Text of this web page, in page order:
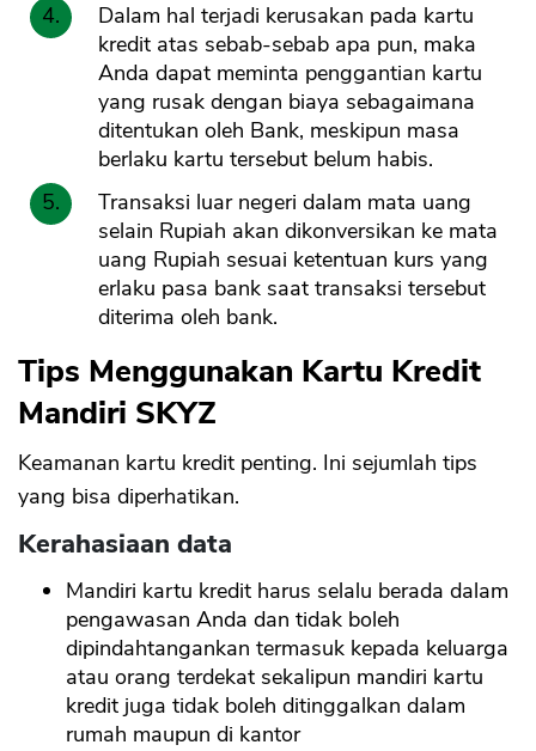
Dalam hal terjadi kerusakan pada kartu
kredit atas sebab-sebab apa pun, maka
Anda dapat meminta penggantian kartu
yang rusak dengan biaya sebagaimana
ditentukan oleh Bank, meskipun masa
berlaku kartu tersebut belum habis.
Transaksi luar negeri dalam mata uang
selain Rupiah akan dikonversikan ke mata
uang Rupiah sesuai ketentuan kurs yang
erlaku pasa bank saat transaksi tersebut
diterima oleh bank.
Tips Menggunakan Kartu Kredit
Mandiri SKYZ
Keamanan kartu kredit penting. Ini sejumlah tips
yang bisa diperhatikan.
Kerahasiaan data
Mandiri kartu kredit harus selalu berada dalam
pengawasan Anda dan tidak boleh
dipindahtangankan termasuk kepada keluarga
atau orang terdekat sekalipun mandiri kartu
kredit juga tidak boleh ditinggalkan dalam
rumah maupun di kantor